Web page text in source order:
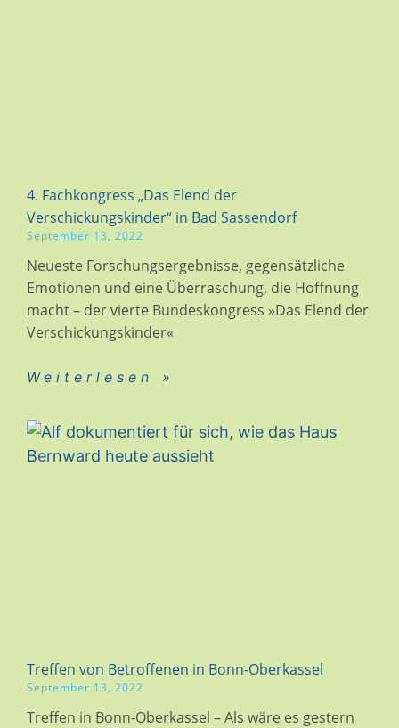
4. Fachkongress „Das Elend der
Verschickungskinder“ in Bad Sassendorf
September 13, 2022
Neueste Forschungsergebnisse, gegensätzliche
Emotionen und eine Überraschung, die Hoffnung
macht – der vierte Bundeskongress »Das Elend der
Verschickungskinder«
Weiterlesen »
Treffen von Betroffenen in Bonn-Oberkassel
September 13, 2022
Treffen in Bonn-Oberkassel – Als wäre es gestern